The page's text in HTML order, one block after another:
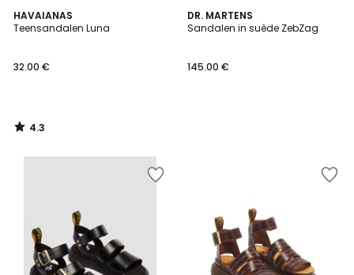
HAVAIANAS
Teensandalen Luna
32.00 €
4.3
/ 5
4.3
/
DR. MARTENS
Sandalen in suède ZebZag
145.00 €